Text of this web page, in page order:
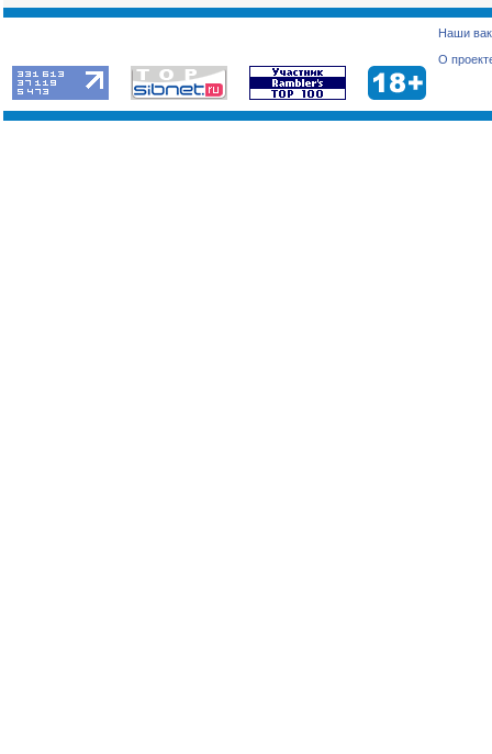
Наши
О